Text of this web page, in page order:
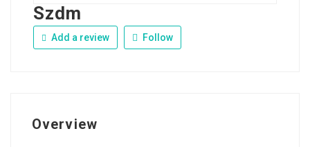
Szdm
Add a review Follow
Overview